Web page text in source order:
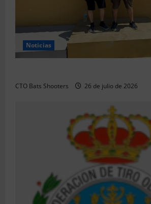
Noticias
CTO Bats Shooters 26 de julio de 2026